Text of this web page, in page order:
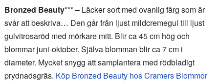
Bronzed Beauty*** – Läcker sort med ovanlig färg som är
svår att beskriva… Den går från ljust mildcremegul till ljust
gulvitrosaröd med mörkare mitt. Blir ca 45 cm hög och
blommar juni-oktober. Själva blomman blir ca 7 cm i
diameter. Mycket snygg att samplantera med rödbladigt
prydnadsgräs. Köp Bronzed Beauty hos Cramers Blommor